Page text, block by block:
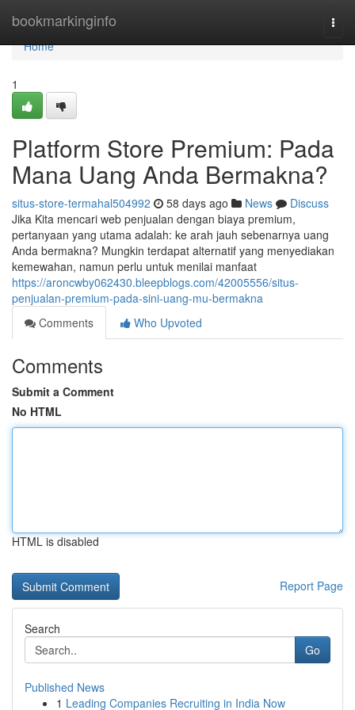
bookmarkinginfo
Home
Home
1
Platform Store Premium: Pada
Mana Uang Anda Bermakna?
situs-store-termahal504992 58 days ago News
Discuss
Jika Kita mencari web penjualan dengan biaya premium,
pertanyaan yang utama adalah: ke arah jauh sebenarnya uang
Anda bermakna? Mungkin terdapat alternatif yang menyediakan
kemewahan, namun perlu untuk menilai manfaat
https://aroncwby062430.bleepblogs.com/42005556/situs-
penjualan-premium-pada-sini-uang-mu-bermakna
Comments
Who Upvoted
Comments
Submit a Comment
No HTML
HTML is disabled
Report Page
Search
Go
Published News
1 Leading Companies Recruiting in India Now